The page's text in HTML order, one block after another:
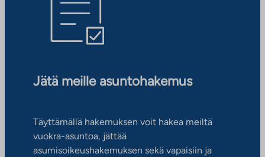
Jätä meille asuntohakemus
Täyttämällä hakemuksen voit hakea meiltä
vuokra-asuntoa, jättää
asumisoikeushakemuksen sekä vapaisiin ja